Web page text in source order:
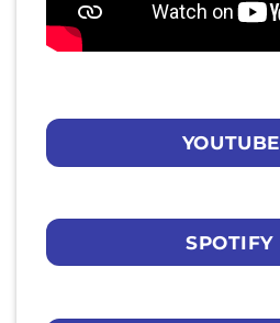
YOUTUBE
SPOTIFY